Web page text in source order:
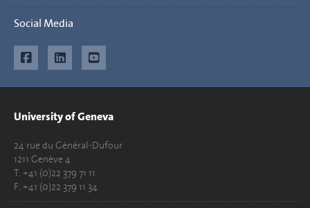
Social Media
University of Geneva
24 rue du Général-Dufour
1211 Genève 4
T. +41 (0)22 379 71 11
F. +41 (0)22 379 11 34